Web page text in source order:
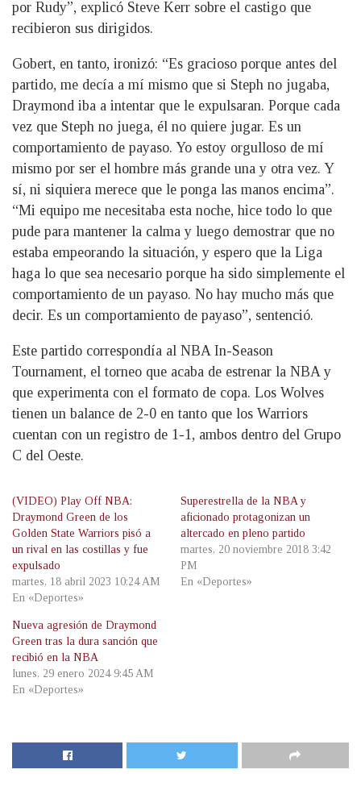
por Rudy”, explicó Steve Kerr sobre el castigo que
recibieron sus dirigidos.
Gobert, en tanto, ironizó: “Es gracioso porque antes del
partido, me decía a mí mismo que si Steph no jugaba,
Draymond iba a intentar que le expulsaran. Porque cada
vez que Steph no juega, él no quiere jugar. Es un
comportamiento de payaso. Yo estoy orgulloso de mí
mismo por ser el hombre más grande una y otra vez. Y
sí, ni siquiera merece que le ponga las manos encima”.
“Mi equipo me necesitaba esta noche, hice todo lo que
pude para mantener la calma y luego demostrar que no
estaba empeorando la situación, y espero que la Liga
haga lo que sea necesario porque ha sido simplemente el
comportamiento de un payaso. No hay mucho más que
decir. Es un comportamiento de payaso”, sentenció.
Este partido correspondía al NBA In-Season
Tournament, el torneo que acaba de estrenar la NBA y
que experimenta con el formato de copa. Los Wolves
tienen un balance de 2-0 en tanto que los Warriors
cuentan con un registro de 1-1, ambos dentro del Grupo
C del Oeste.
(VIDEO) Play Off NBA:
Draymond Green de los
Golden State Warriors pisó a
un rival en las costillas y fue
expulsado
martes, 18 abril 2023 10:24 AM
En «Deportes»
Superestrella de la NBA y
aficionado protagonizan un
altercado en pleno partido
martes, 20 noviembre 2018 3:42
PM
En «Deportes»
Nueva agresión de Draymond
Green tras la dura sanción que
recibió en la NBA
lunes, 29 enero 2024 9:45 AM
En «Deportes»